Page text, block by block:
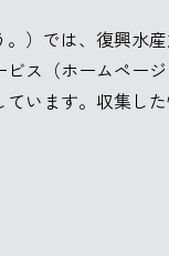
。）では、復興水
ス（ホームペー
います。収集し